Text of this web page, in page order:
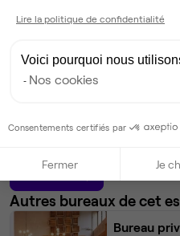
Bureau
Autres bureaux de cet
Bureau
Lire la politique de confidentialité
Voici pourquoi nous
Nos cookies
Consentements certifiés par
Fermer Je